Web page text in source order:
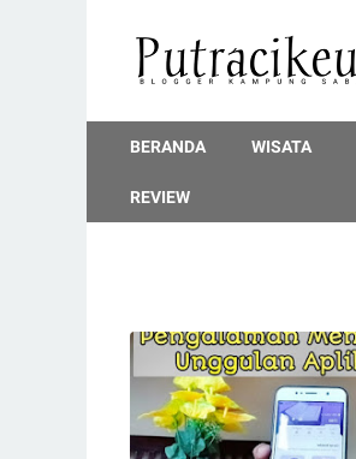
BERANDA WISATA
REVIEW